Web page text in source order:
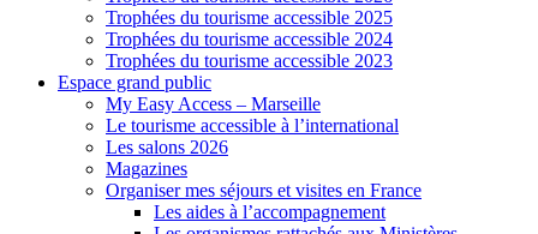
Trophées du tourisme accessible 2025
Trophées du tourisme accessible 2024
Trophées du tourisme accessible 2023
Espace grand public
My Easy Access – Marseille
Le tourisme accessible à l’international
Les salons 2026
Magazines
Organiser mes séjours et visites en France
Les aides à l’accompagnement